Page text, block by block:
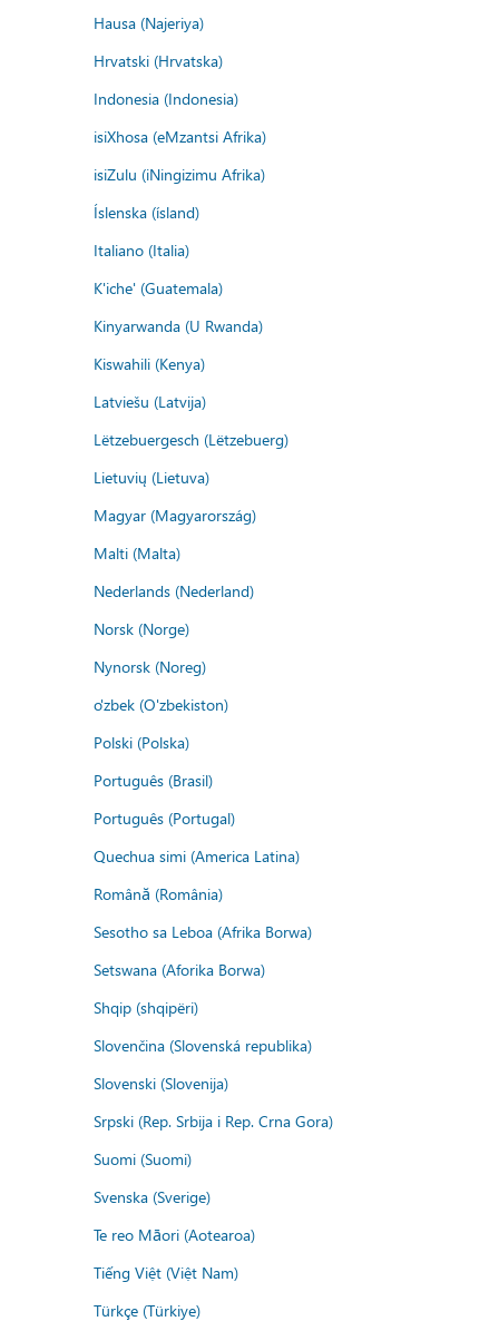
Hausa (Najeriya)
Hrvatski (Hrvatska)
Indonesia (Indonesia)
isiXhosa (eMzantsi Afrika)
isiZulu (iNingizimu Afrika)
Íslenska (ísland)
Italiano (Italia)
K'iche' (Guatemala)
Kinyarwanda (U Rwanda)
Kiswahili (Kenya)
Latviešu (Latvija)
Lëtzebuergesch (Lëtzebuerg)
Lietuvių (Lietuva)
Magyar (Magyarország)
Malti (Malta)
Nederlands (Nederland)
Norsk (Norge)
Nynorsk (Noreg)
o'zbek (O'zbekiston)
Polski (Polska)
Português (Brasil)
Português (Portugal)
Quechua simi (America Latina)
Română (România)
Sesotho sa Leboa (Afrika Borwa)
Setswana (Aforika Borwa)
Shqip (shqipëri)
Slovenčina (Slovenská republika)
Slovenski (Slovenija)
Srpski (Rep. Srbija i Rep. Crna Gora)
Suomi (Suomi)
Svenska (Sverige)
Te reo Māori (Aotearoa)
Tiếng Việt (Việt Nam)
Türkçe (Türkiye)